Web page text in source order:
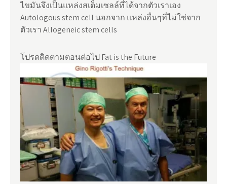
ไขมันจึงเป็นแหล่งสเต็มเซลล์ที่ได้จากตัวเราเอง
Autologous stem cell นอกจาก แหล่งอื่นๆที่ไม่ใช่จาก
ตัวเรา Allogeneic stem cells
โปรดติดตามตอนต่อไป Fat is the Future